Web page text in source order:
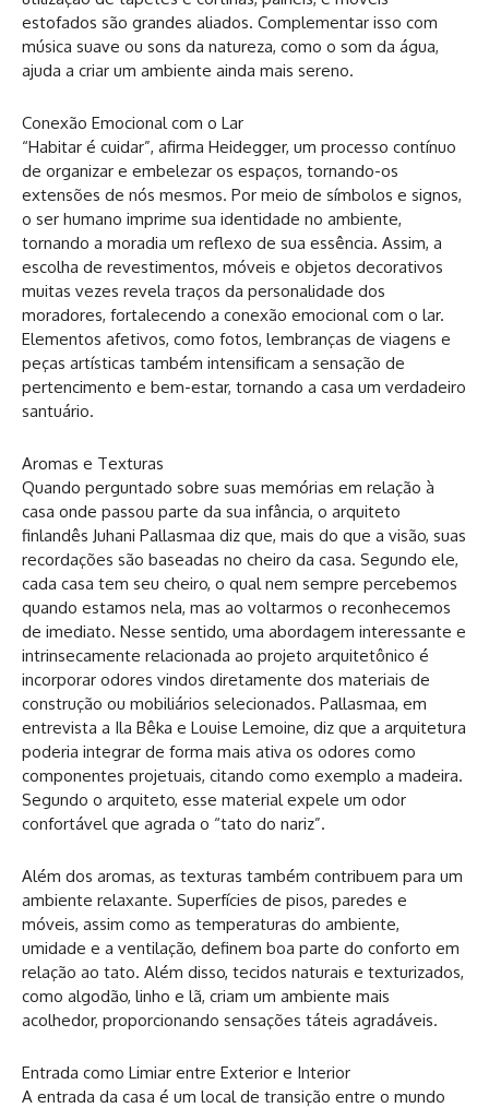
estofados são grandes aliados. Complementar isso com
música suave ou sons da natureza, como o som da água,
ajuda a criar um ambiente ainda mais sereno.
Conexão Emocional com o Lar
“Habitar é cuidar”, afirma Heidegger, um processo contínuo
de organizar e embelezar os espaços, tornando-os
extensões de nós mesmos. Por meio de símbolos e signos,
o ser humano imprime sua identidade no ambiente,
tornando a moradia um reflexo de sua essência. Assim, a
escolha de revestimentos, móveis e objetos decorativos
muitas vezes revela traços da personalidade dos
moradores, fortalecendo a conexão emocional com o lar.
Elementos afetivos, como fotos, lembranças de viagens e
peças artísticas também intensificam a sensação de
pertencimento e bem-estar, tornando a casa um verdadeiro
santuário.
Aromas e Texturas
Quando perguntado sobre suas memórias em relação à
casa onde passou parte da sua infância, o arquiteto
finlandês Juhani Pallasmaa diz que, mais do que a visão, suas
recordações são baseadas no cheiro da casa. Segundo ele,
cada casa tem seu cheiro, o qual nem sempre percebemos
quando estamos nela, mas ao voltarmos o reconhecemos
de imediato. Nesse sentido, uma abordagem interessante e
intrinsecamente relacionada ao projeto arquitetônico é
incorporar odores vindos diretamente dos materiais de
construção ou mobiliários selecionados. Pallasmaa, em
entrevista a Ila Bêka e Louise Lemoine, diz que a arquitetura
poderia integrar de forma mais ativa os odores como
componentes projetuais, citando como exemplo a madeira.
Segundo o arquiteto, esse material expele um odor
confortável que agrada o “tato do nariz”.
Além dos aromas, as texturas também contribuem para um
ambiente relaxante. Superfícies de pisos, paredes e
móveis, assim como as temperaturas do ambiente,
umidade e a ventilação, definem boa parte do conforto em
relação ao tato. Além disso, tecidos naturais e texturizados,
como algodão, linho e lã, criam um ambiente mais
acolhedor, proporcionando sensações táteis agradáveis.
Entrada como Limiar entre Exterior e Interior
A entrada da casa é um local de transição entre o mundo